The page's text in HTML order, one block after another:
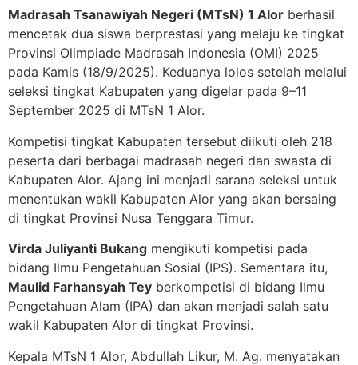
Madrasah Tsanawiyah Negeri (MTsN) 1 Alor berhasil
mencetak dua siswa berprestasi yang melaju ke tingkat
Provinsi Olimpiade Madrasah Indonesia (OMI) 2025
pada Kamis (18/9/2025). Keduanya lolos setelah melalui
seleksi tingkat Kabupaten yang digelar pada 9–11
September 2025 di MTsN 1 Alor.
Kompetisi tingkat Kabupaten tersebut diikuti oleh 218
peserta dari berbagai madrasah negeri dan swasta di
Kabupaten Alor. Ajang ini menjadi sarana seleksi untuk
menentukan wakil Kabupaten Alor yang akan bersaing
di tingkat Provinsi Nusa Tenggara Timur.
Virda Juliyanti Bukang mengikuti kompetisi pada
bidang Ilmu Pengetahuan Sosial (IPS). Sementara itu,
Maulid Farhansyah Tey berkompetisi di bidang Ilmu
Pengetahuan Alam (IPA) dan akan menjadi salah satu
wakil Kabupaten Alor di tingkat Provinsi.
Kepala MTsN 1 Alor, Abdullah Likur, M. Ag. menyatakan